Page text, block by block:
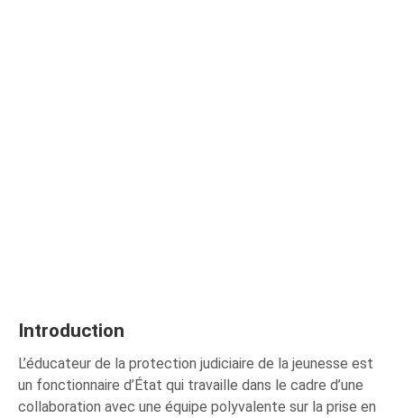
Introduction
L’éducateur de la protection judiciaire de la jeunesse est
un fonctionnaire d’État qui travaille dans le cadre d’une
collaboration avec une équipe polyvalente sur la prise en